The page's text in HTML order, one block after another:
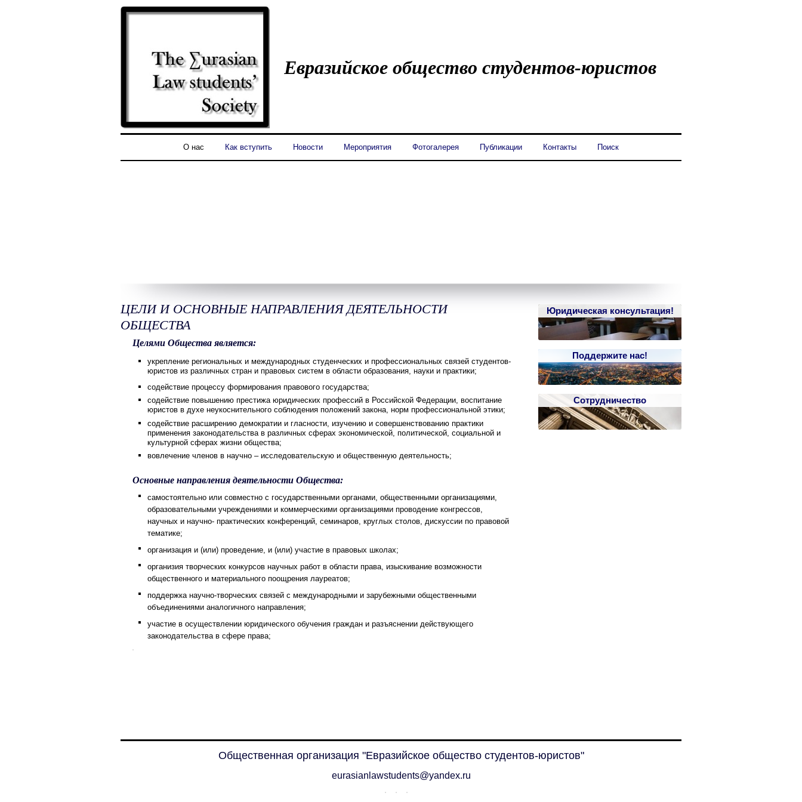
Евразийское общество студентов-юристов
О нас Как вступить Новости Мероприятия Фотогалерея Публикации Контакты Поиск
ЦЕЛИ И ОСНОВНЫЕ НАПРАВЛЕНИЯ ДЕЯТЕЛЬНОСТИ
ОБЩЕСТВА
Целями Общества является:
укрепление региональных и международных студенческих и профессиональных связей студентов-
юристов из различных стран и правовых систем в области образования, науки и практики;
содействие процессу формирования правового государства;
содействие повышению престижа юридических профессий в Российской Федерации, воспитание
юристов в духе неукоснительного соблюдения положений закона, норм профессиональной этики;
содействие расширению демократии и гласности, изучению и совершенствованию практики
применения законодательства в различных сферах экономической, политической, социальной и
культурной сферах жизни общества;
вовлечение членов в научно – исследовательскую и общественную деятельность;
Основные направления деятельности Общества:
самостоятельно или совместно с государственными органами, общественными организациями,
образовательными учреждениями и коммерческими организациями проводение конгрессов,
научных и научно- практических конференций, семинаров, круглых столов, дискуссии по правовой
тематике;
организация и (или) проведение, и (или) участие в правовых школах;
организия творческих конкурсов научных работ в области права, изыскивание возможности
общественного и материального поощрения лауреатов;
поддержка научно-творческих связей с международными и зарубежными общественными
объединениями аналогичного направления;
участие в осуществлении юридического обучения граждан и разъяснении действующего
законодательства в сфере права;
Юридическая консультация!
Поддержите нас!
Сотрудничество
Общественная организация "Евразийское общество студентов-юристов"
eurasianlawstudents@yandex.ru